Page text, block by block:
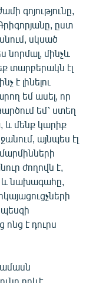
գոյությունը,
ըստ
սկսած
մինչև
տարբերակն էլ
է լինելու
եմ ասել, որ
եմ՝ ստեղ
և մենք կարիք
այնպես էլ
ժողովն է,
և նախագահը,
է դուրս
որևէ